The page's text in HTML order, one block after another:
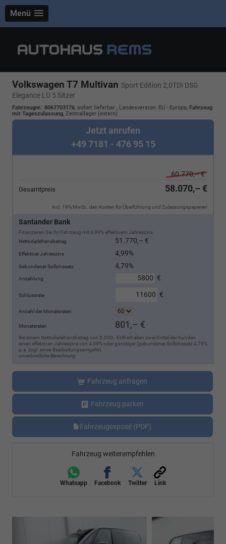
Menü
Volkswagen T7 Multivan Sport Edition 2,0TDI DSG
Elegance LÜ 5 Sitzer
Fahrzeugnr.: 8067703176, sofort lieferbar , Landesversion: EU - Europa, Fahrzeug
mit Tageszulassung, Zentrallager (extern)
Jetzt anrufen
+49 7181 - 476 95 15
60.770,– €
Gesamtpreis 58.070,– €
incl. 19% MwSt., den Kosten für Überführung und Zulassungspapieren
Santander Bank
Finanzieren Sie Ihr Fahrzeug mit 4,99% effektivem Jahreszins.
Nettodarlehensbetrag
51.770,– €
Effektiver Jahreszins 4,99%
Gebundener Sollzinssatz 4,79%
Anzahlung €
Schlussrate €
Anzahl der Monatsraten
Monatsraten 801,– €
Bei einem Nettodarlehensbetrag von 5.000,- EUR erhalten zwei Drittel der Kunden
einen effektiven Jahreszins von 4,99% oder günstiger (gebundener Sollzinssatz 4,79%
p.a. zzgl. eines Bearbeitungsentgelts).
unverbindliche Berechnung
Fahrzeug anfragen
Fahrzeug parken
Fahrzeugexposé (PDF)
Fahrzeug weiterempfehlen
Whatsapp Facebook Twitter Link